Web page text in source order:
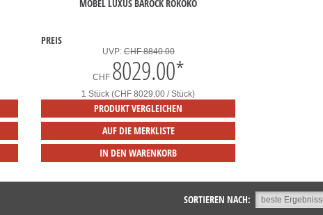
MÖBEL LUXUS BAROCK ROKOKO
PREIS
UVP:CHF 8840.00
CHF 8029.00*
1 Stück (CHF 8029.00 / Stück)
PRODUKT VERGLEICHEN
AUF DIE MERKLISTE
IN DEN WARENKORB
SORTIEREN NACH: